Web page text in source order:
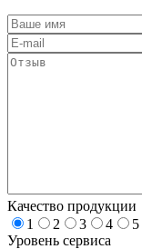
Качество продукции
1
2 3 4
5
Уровень сервиса